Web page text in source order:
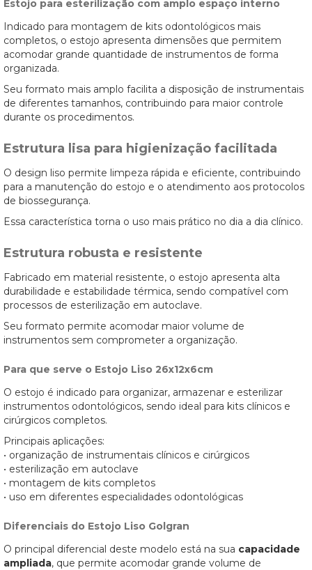
Estojo para esterilização com amplo espaço interno
Indicado para montagem de kits odontológicos mais
completos, o estojo apresenta dimensões que permitem
acomodar grande quantidade de instrumentos de forma
organizada.
Seu formato mais amplo facilita a disposição de instrumentais
de diferentes tamanhos, contribuindo para maior controle
durante os procedimentos.
Estrutura lisa para higienização facilitada
O design liso permite limpeza rápida e eficiente, contribuindo
para a manutenção do estojo e o atendimento aos protocolos
de biossegurança.
Essa característica torna o uso mais prático no dia a dia clínico.
Estrutura robusta e resistente
Fabricado em material resistente, o estojo apresenta alta
durabilidade e estabilidade térmica, sendo compatível com
processos de esterilização em autoclave.
Seu formato permite acomodar maior volume de
instrumentos sem comprometer a organização.
Para que serve o Estojo Liso 26x12x6cm
O estojo é indicado para organizar, armazenar e esterilizar
instrumentos odontológicos, sendo ideal para kits clínicos e
cirúrgicos completos.
Principais aplicações:
• organização de instrumentais clínicos e cirúrgicos
• esterilização em autoclave
• montagem de kits completos
• uso em diferentes especialidades odontológicas
Diferenciais do Estojo Liso Golgran
O principal diferencial deste modelo está na sua capacidade
ampliada, que permite acomodar grande volume de